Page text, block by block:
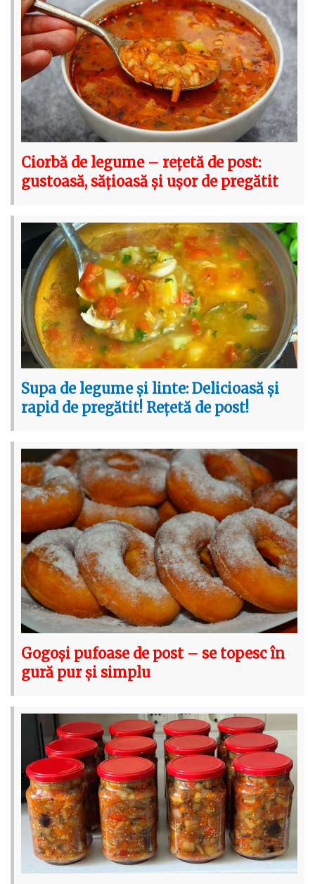
Ciorbă de legume – rețetă de post:
gustoasă, sățioasă și ușor de pregătit
Supa de legume și linte: Delicioasă și
rapid de pregătit! Rețetă de post!
Gogoși pufoase de post – se topesc în
gură pur și simplu